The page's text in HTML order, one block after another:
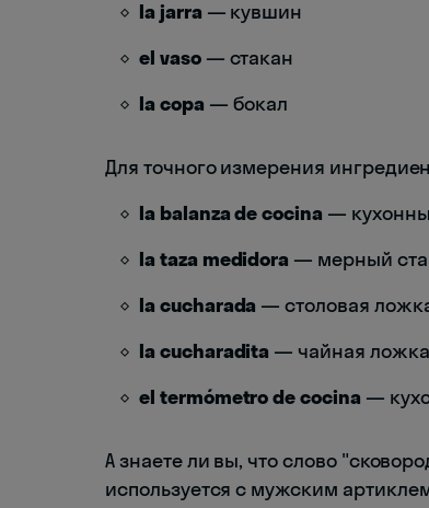
la jarra — кувшин
el vaso— стакан
la copa — бокал
Для точного измерения
la balanza de cocina —
la taza medidora — мерный
la cucharada — столовая
la cucharadita — чайная
el termómetro de cocina —
А знаете ли вы, что слово
используется с мужским